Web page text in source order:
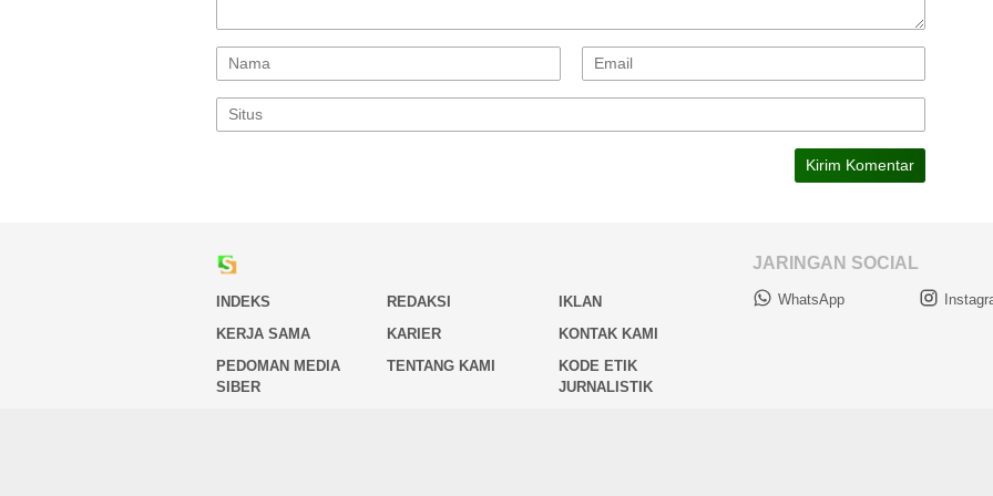
INDEKS REDAKSI
IKLAN
KERJA SAMA
KARIER
KONTAK KAMI
PEDOMAN MEDIA
SIBER
TENTANG KAMI
KODE ETIK
JURNALISTIK
JARINGAN SOCIAL
WhatsApp